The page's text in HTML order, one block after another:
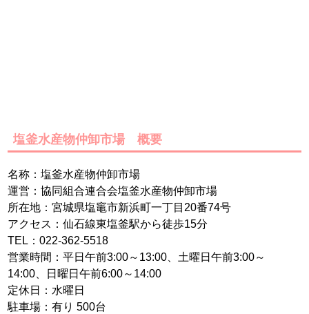
塩釜水産物仲卸市場 概要
名称：塩釜水産物仲卸市場
運営：協同組合連合会塩釜水産物仲卸市場
所在地：宮城県塩竈市新浜町一丁目20番74号
アクセス：仙石線東塩釜駅から徒歩15分
TEL：022-362-5518
営業時間：平日午前3:00～13:00、土曜日午前3:00～
14:00、日曜日午前6:00～14:00
定休日：水曜日
駐車場：有り 500台